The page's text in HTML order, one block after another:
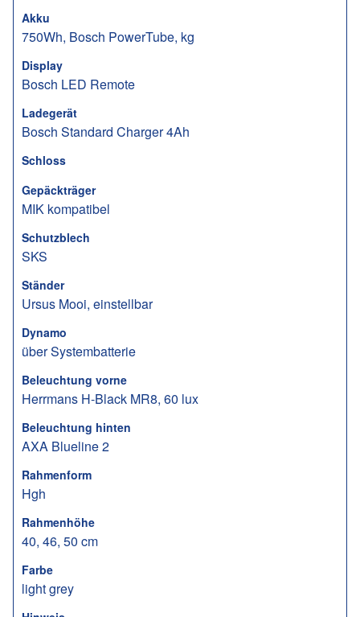
Akku
750Wh, Bosch PowerTube, kg
Display
Bosch LED Remote
Ladegerät
Bosch Standard Charger 4Ah
Schloss
Gepäckträger
MIK kompatibel
Schutzblech
SKS
Ständer
Ursus Mooi, einstellbar
Dynamo
über Systembatterie
Beleuchtung vorne
Herrmans H-Black MR8, 60 lux
Beleuchtung hinten
AXA Blueline 2
Rahmenform
Hgh
Rahmenhöhe
40, 46, 50 cm
Farbe
light grey